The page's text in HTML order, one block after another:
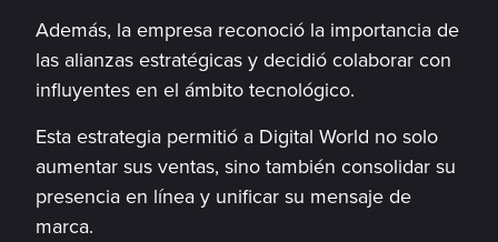
Además, la empresa reconoció la importancia de
las alianzas estratégicas y decidió colaborar con
influyentes en el ámbito tecnológico.
Esta estrategia permitió a Digital World no solo
aumentar sus ventas, sino también consolidar su
presencia en línea y unificar su mensaje de
marca.